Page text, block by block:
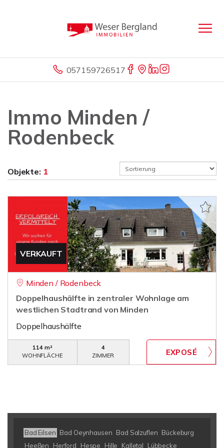
057159726517
Immo Minden /
Rodenbeck
Objekte: 1
VERKAUFT
Minden / Rodenbeck
Doppelhaushälfte in zentraler Wohnlage am
westlichen Stadtrand von Minden
Doppelhaushälfte
114 m²
WOHNFLÄCHE
4
ZIMMER
Bad Eilsen Bad Oeynhausen Bad Salzuflen Bückeburg
Heeßen
Herford Hespe Hille Kalletal
Lübbecke